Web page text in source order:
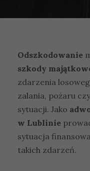
Odszkodowanie
szkody
zdarzenia
zalania, pożaru
sytuacji. Jako
w Lublinie
sytuacja
takich zdarzeń.